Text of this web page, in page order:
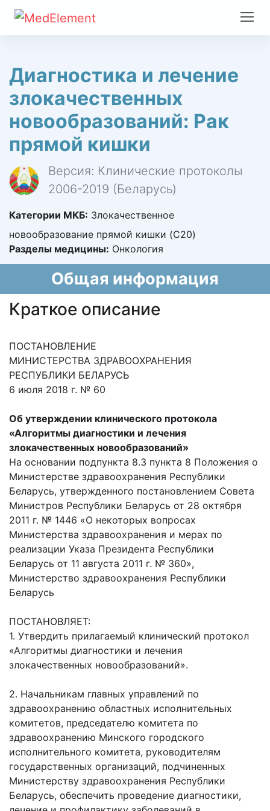
Диагностика и лечение
злокачественных
новообразований: Рак
прямой кишки
Версия: Клинические протоколы
2006-2019 (Беларусь)
Категории МКБ: Злокачественное
новообразование прямой кишки (C20)
Разделы медицины: Онкология
Общая информация
Краткое описание
ПОСТАНОВЛЕНИЕ
МИНИСТЕРСТВА ЗДРАВООХРАНЕНИЯ
РЕСПУБЛИКИ БЕЛАРУСЬ
6 июля 2018 г. № 60
Об утверждении клинического протокола
«Алгоритмы диагностики и лечения
злокачественных новообразований»
На основании подпункта 8.3 пункта 8 Положения о
Министерстве здравоохранения Республики
Беларусь, утвержденного постановлением Совета
Министров Республики Беларусь от 28 октября
2011 г. № 1446 «О некоторых вопросах
Министерства здравоохранения и мерах по
реализации Указа Президента Республики
Беларусь от 11 августа 2011 г. № 360»,
Министерство здравоохранения Республики
Беларусь
ПОСТАНОВЛЯЕТ:
1. Утвердить прилагаемый клинический протокол
«Алгоритмы диагностики и лечения
злокачественных новообразований».
2. Начальникам главных управлений по
здравоохранению областных исполнительных
комитетов, председателю комитета по
здравоохранению Минского городского
исполнительного комитета, руководителям
государственных организаций, подчиненных
Министерству здравоохранения Республики
Беларусь, обеспечить проведение диагностики,